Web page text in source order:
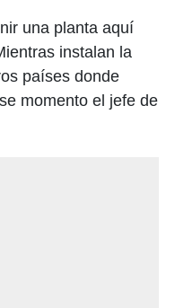
una planta aquí
instalan la
países donde
momento el jefe de